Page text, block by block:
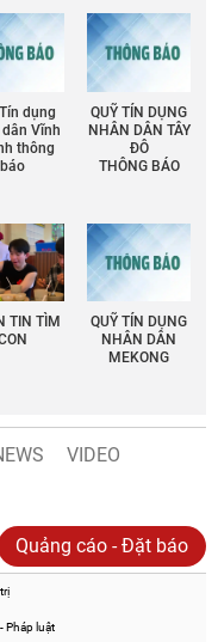
dụng
Vĩnh
thông
báo
QUỸ TÍN DỤNG
NHÂN DÂN TÂY
ĐÔ
THÔNG BÁO
TIN TÌM
QUỸ TÍN DỤNG
NHÂN DÂN
MEKONG
VIDEO
Quảng cáo - Đặt báo
Pháp luật